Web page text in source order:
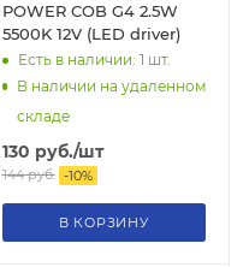
POWER COB G4 2.5W
5500K 12V (LED driver)
Есть в наличии: 1 шт.
В наличии на удаленном
складе
130 руб./шт
144руб. -10%
В КОРЗИНУ